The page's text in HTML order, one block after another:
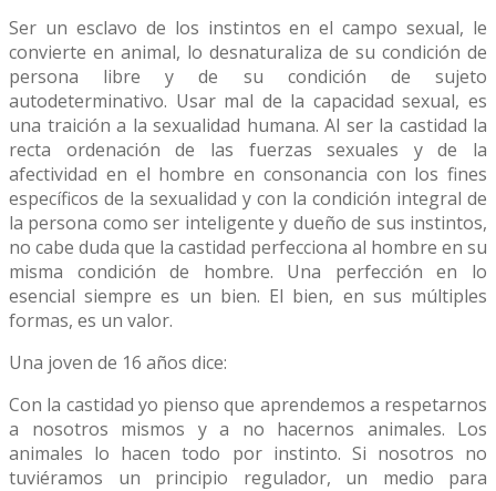
Ser un esclavo de los instintos en el campo sexual, le
convierte en animal, lo desnaturaliza de su condición de
persona libre y de su condición de sujeto
autodeterminativo. Usar mal de la capacidad sexual, es
una traición a la sexualidad humana. Al ser la castidad la
recta ordenación de las fuerzas sexuales y de la
afectividad en el hombre en consonancia con los fines
específicos de la sexualidad y con la condición integral de
la persona como ser inteligente y dueño de sus instintos,
no cabe duda que la castidad perfecciona al hombre en su
misma condición de hombre. Una perfección en lo
esencial siempre es un bien. El bien, en sus múltiples
formas, es un valor.
Una joven de 16 años dice:
Con la castidad yo pienso que aprendemos a respetarnos
a nosotros mismos y a no hacernos animales. Los
animales lo hacen todo por instinto. Si nosotros no
tuviéramos un principio regulador, un medio para